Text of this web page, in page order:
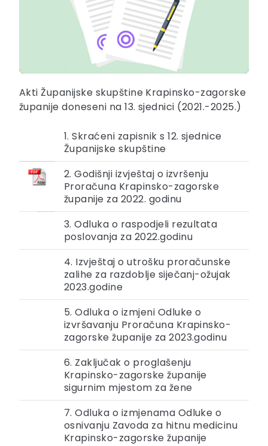
Akti Županijske skupštine Krapinsko-zagorske
županije doneseni na 13. sjednici (2021.-2025.)
1. Skraćeni zapisnik s 12. sjednice
Županijske skupštine
2. Godišnji izvještaj o izvršenju
Proračuna Krapinsko-zagorske
županije za 2022. godinu
3. Odluka o raspodjeli rezultata
poslovanja za 2022.godinu
4. Izvještaj o utrošku proračunske
zalihe za razdoblje siječanj-ožujak
2023.godine
5. Odluka o izmjeni Odluke o
izvršavanju Proračuna Krapinsko-
zagorske županije za 2023.godinu
6. Zaključak o proglašenju
Krapinsko-zagorske županije
sigurnim mjestom za žene
7. Odluka o izmjenama Odluke o
osnivanju Zavoda za hitnu medicinu
Krapinsko-zagorske županije